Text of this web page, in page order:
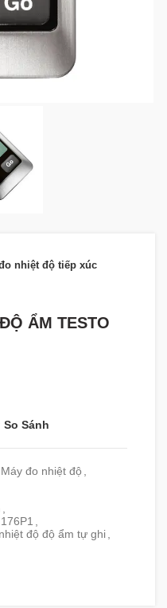
nhiệt độ tiếp xúc
ẨM TESTO
So Sánh
Máy đo nhiệt độ
độ độ ẩm tự ghi